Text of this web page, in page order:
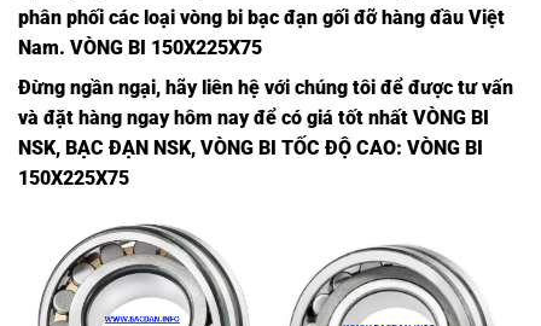
phân phối các loại vòng bi bạc đạn gối đỡ hàng đầu Việt
Nam. VÒNG BI 150X225X75
Đừng ngần ngại, hãy liên hệ với chúng tôi để được tư vấn
và đặt hàng ngay hôm nay để có giá tốt nhất VÒNG BI
NSK, BẠC ĐẠN NSK, VÒNG BI TỐC ĐỘ CAO: VÒNG BI
150X225X75